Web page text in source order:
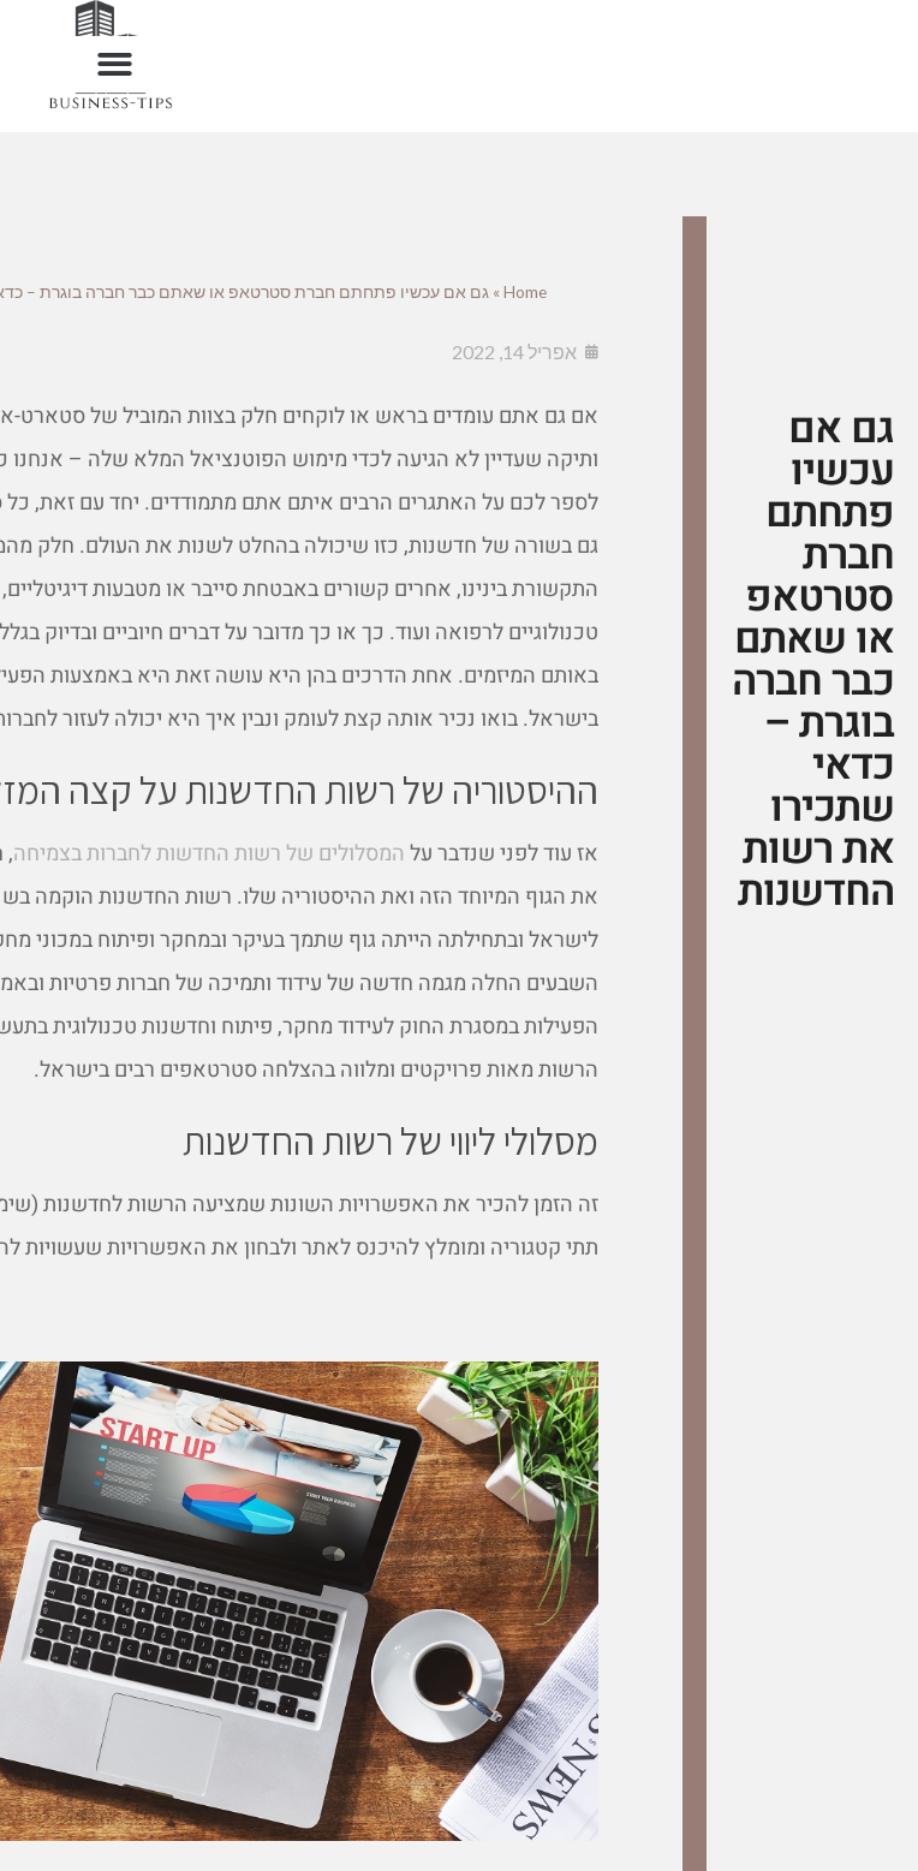
גם אם
עכשיו
פתחתם
חברת
סטרטאפ
או שאתם
כבר חברה
בוגרת –
כדאי
שתכירו
את רשות
החדשנות
Home
»גם אם עכשיו פתחתם חברת סטרטאפ או שאתם כבר חברה בוגרת –
אפריל 14, 2022
אם גם אתם עומדים בראש או לוקחים חלק בצוות המוביל של סטארט-
ותיקה שעדיין לא הגיעה לכדי מימוש הפוטנציאל המלא שלה – אנחנו
לספר לכם על האתגרים הרבים איתם אתם מתמודדים. יחד עם זאת,
גם בשורה של חדשנות, כזו שיכולה בהחלט לשנות את העולם. חלק
התקשורת בינינו, אחרים קשורים באבטחת סייבר או מטבעות
טכנולוגיים לרפואה ועוד. כך או כך מדובר על דברים חיוביים ובדיוק
באותם המיזמים. אחת הדרכים בהן היא עושה זאת היא באמצעות
בישראל. בואו נכיר אותה קצת לעומק ונבין איך היא יכולה לעזור
ההיסטוריה של רשות החדשנות על קצה
אז עוד לפני שנדבר על המסלולים של רשות החדשות לחברות בצמיחה,
לישראל ובתחילתה הייתה גוף שתמך בעיקר ובמחקר ופיתוח במכוני
השבעים החלה מגמה חדשה של עידוד ותמיכה של חברות פרטיות
הפעילות במסגרת החוק לעידוד מחקר, פיתוח וחדשנות טכנולוגית
הרשות מאות פרויקטים ומלווה בהצלחה סטרטאפים רבים בישראל.
מסלולי ליווי של רשות החדשנות
זה הזמן להכיר את האפשרויות השונות שמציעה הרשות לחדשנות
תתי קטגוריה ומומלץ להיכנס לאתר ולבחון את האפשרויות שעשויות